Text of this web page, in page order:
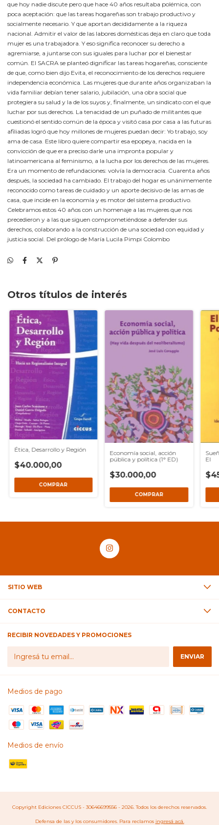
que hoy nadie discute pero que hace 40 años resultaba polémica, con
poca aceptación: que las tareas hogareñas son trabajo productivo y
socialmente necesario. Y que aportan decididamente a la riqueza
nacional. Admitir el valor de las labores domésticas deja en claro que toda
mujer es una trabajadora. Y eso significa reconocer su derecho a
agremiarse, a juntarse con sus iguales para luchar por el bienestar
común. El SACRA se planteó dignificar las tareas hogareñas, consciente
de que, como bien dijo Evita, el reconocimiento de los derechos requiere
independencia económica. Las mujeres que durante años organizaban la
vida familiar debían tener salario, jubilación, una obra social que
protegiera su salud y la de los suyos y, finalmente, un sindicato con el que
luchar por sus derechos. La tenacidad de un puñado de militantes que
cuestionó el sentido común de la época y visitó casa por casa a las futuras
afiliadas logró que hoy millones de mujeres puedan decir: Yo trabajo, soy
ama de casa. Este libro quiere compartir esa epopeya, nacida en la
convicción de que era preciso darle una impronta popular y
latinoamericana al feminismo, a la lucha por los derechos de las mujeres.
Era un momento de refundaciones: volvía la democracia. Cuarenta años
después, la sociedad ha cambiado. El trabajo del hogar es unánimemente
reconocido como tareas de cuidado y un aporte decisivo de las amas de
casa, que incide en la economía y es motor del sistema productivo.
Celebramos estos 40 años con un homenaje a las mujeres que nos
precedieron y a las que siguen comprometiéndose a defender sus
derechos, colaborando a la construcción de una sociedad con equidad y
justicia social. Del prólogo de María Lucila Pimpi Colombo
Otros títulos de interés
Ética, Desarrollo y Región
$40.000,00
Economía social, acción
pública y política (1° ED)
$30.000,00
El
SITIO WEB
CONTACTO
RECIBIR NOVEDADES Y PROMOCIONES
Medios de pago
Medios de envío
Copyright Ediciones CICCUS - 30646699556 - 2026. Todos los derechos reservados.
Defensa de las y los consumidores. Para reclamos ingresá acá.